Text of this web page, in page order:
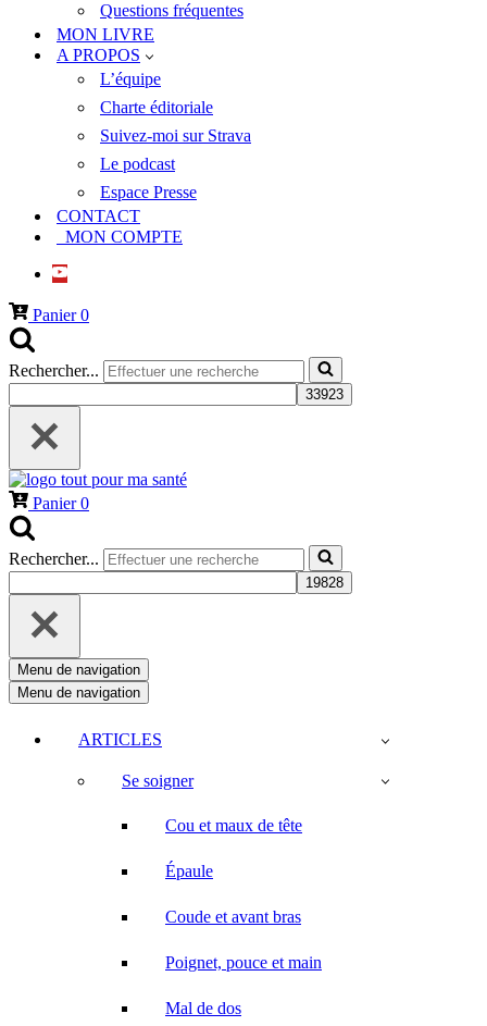
Questions fréquentes
MON LIVRE
A PROPOS
L’équipe
Charte éditoriale
Suivez-moi sur Strava
Le podcast
Espace Presse
CONTACT
MON COMPTE
Panier0
Rechercher...
Panier0
Rechercher...
Menu de navigation
Menu de navigation
ARTICLES
Se soigner
Cou et maux de tête
Épaule
Coude et avant bras
Poignet, pouce et main
Mal de dos